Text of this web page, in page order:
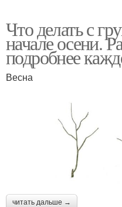
Что делать с
начале осени.
подробнее
Весна
читать дальше →